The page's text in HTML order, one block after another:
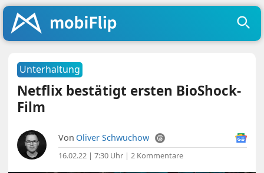
Unterhaltung
Netflix bestätigt ersten BioShock-
Film
Von Oliver Schwuchow
16.02.22 | 7:30 Uhr |2 Kommentare